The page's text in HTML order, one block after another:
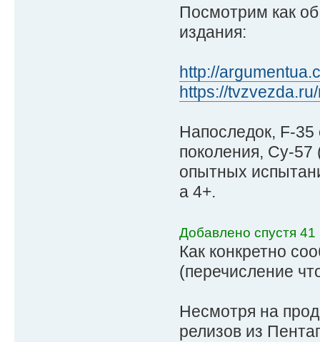
Посмотрим как
издания:
http://
https://
Напоследок, F-35
поколения, Су-
опытных
а 4+.
Добавлено спустя
Как конкретно
(перечисление
Несмотря на
релизов из